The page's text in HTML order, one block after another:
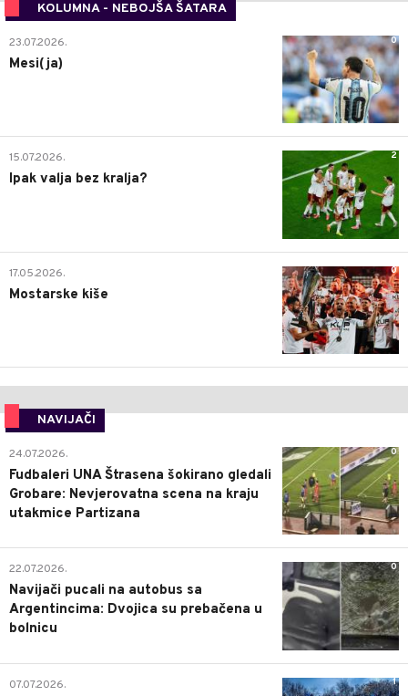
KOLUMNA - NEBOJŠA ŠATARA
0
23.07.2026.
Mesi(ja)
2
15.07.2026.
Ipak valja bez kralja?
0
17.05.2026.
Mostarske kiše
NAVIJAČI
0
24.07.2026.
Fudbaleri UNA Štrasena šokirano gledali
Grobare: Nevjerovatna scena na kraju
utakmice Partizana
0
22.07.2026.
Navijači pucali na autobus sa
Argentincima: Dvojica su prebačena u
bolnicu
1
07.07.2026.